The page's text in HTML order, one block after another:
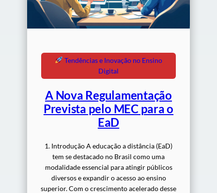
Tendências e Inovação no Ensino
Digital
A Nova Regulamentação
Prevista pelo MEC para o
EaD
1. Introdução A educação a distância (EaD)
tem se destacado no Brasil como uma
modalidade essencial para atingir públicos
diversos e expandir o acesso ao ensino
superior. Com o crescimento acelerado desse